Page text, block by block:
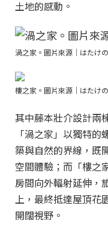
土地的感動。
渦之家。圖片來源｜はたけ
樓之家。圖片來源｜はたけ
其中藤本壯介設計兩
「渦之家」以獨特
築與自然的界線，既
空間體驗；而「樓之
房間向外輻射延伸，
上，最終抵達屋頂花
開闊視野。